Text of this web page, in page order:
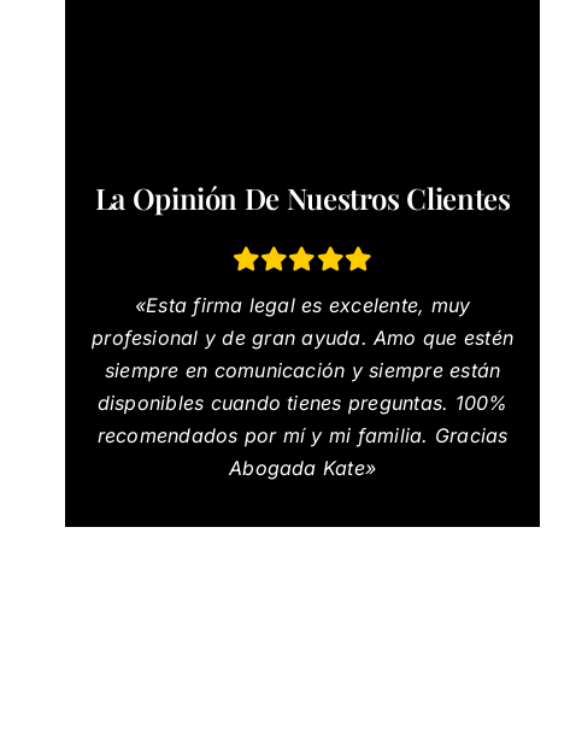
La Opinión De Nuestros Clientes
«Esta firma legal es excelente, muy
profesional y de gran ayuda. Amo que estén
siempre en comunicación y siempre están
disponibles cuando tienes preguntas. 100%
recomendados por mí y mi familia. Gracias
Abogada Kate»